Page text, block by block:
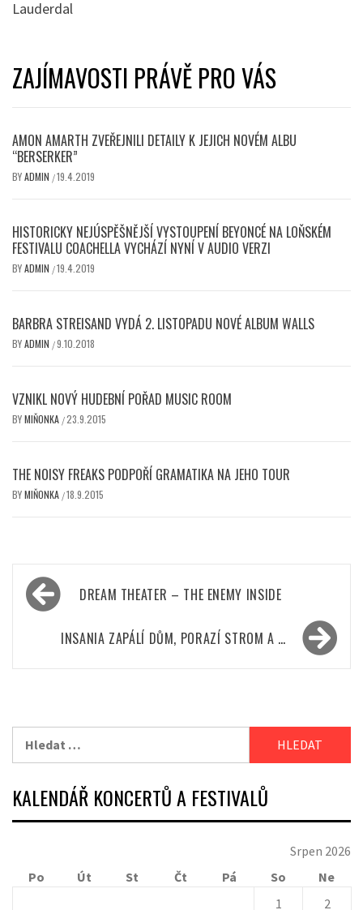
Lauderdal
ZAJÍMAVOSTI PRÁVĚ PRO VÁS
AMON AMARTH ZVEŘEJNILI DETAILY K JEJICH NOVÉM ALBU
“BERSERKER”
BYADMIN /19.4.2019
HISTORICKY NEJÚSPĚŠNĚJŠÍ VYSTOUPENÍ BEYONCÉ NA LOŇSKÉM
FESTIVALU COACHELLA VYCHÁZÍ NYNÍ V AUDIO VERZI
BYADMIN /19.4.2019
BARBRA STREISAND VYDÁ 2. LISTOPADU NOVÉ ALBUM WALLS
BYADMIN /9.10.2018
VZNIKL NOVÝ HUDEBNÍ POŘAD MUSIC ROOM
BYMIŇONKA /23.9.2015
THE NOISY FREAKS PODPOŘÍ GRAMATIKA NA JEHO TOUR
BYMIŇONKA /18.9.2015
Navigace
pro
příspěvek
DREAM THEATER – THE ENEMY INSIDE
INSANIA ZAPÁLÍ DŮM, PORAZÍ STROM A …
KALENDÁŘ KONCERTŮ A FESTIVALŮ
Srpen 2026
Po
Út St Čt Pá So
Ne
1
2